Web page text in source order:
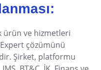
ürün ve hizmetleri
çözümünü
Şirket, platformu